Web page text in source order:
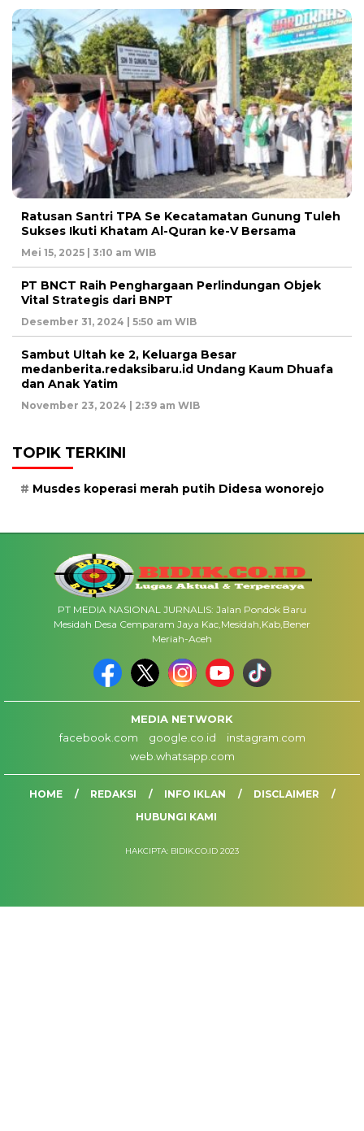
Ratusan Santri TPA Se Kecatamatan Gunung Tuleh
Sukses Ikuti Khatam Al-Quran ke-V Bersama
Mei 15, 2025 | 3:10 am WIB
PT BNCT Raih Penghargaan Perlindungan Objek
Vital Strategis dari BNPT
Desember 31, 2024 | 5:50 am WIB
Sambut Ultah ke 2, Keluarga Besar
medanberita.redaksibaru.id Undang Kaum Dhuafa
dan Anak Yatim
November 23, 2024 | 2:39 am WIB
TOPIK TERKINI
Musdes koperasi merah putih Didesa wonorejo
PT MEDIA NASIONAL JURNALIS: Jalan Pondok Baru
Mesidah Desa Cemparam Jaya Kac,Mesidah,Kab,Bener
Meriah-Aceh
MEDIA NETWORK
facebook.com
google.co.id
instagram.com
web.whatsapp.com
HOME REDAKSI INFO IKLAN
DISCLAIMER
HUBUNGI KAMI
HAKCIPTA: BIDIK.CO.ID 2023